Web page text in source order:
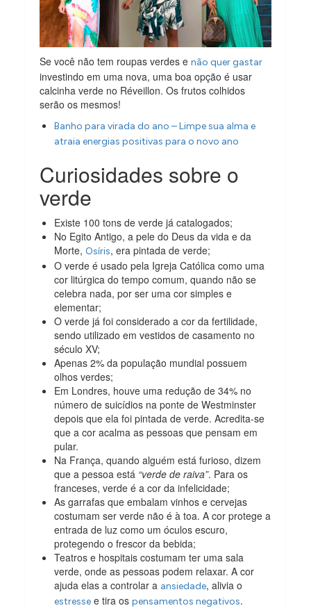
Se você não tem roupas verdes enão quer gastar
investindo em uma nova, uma boa opção é usar
calcinha verde no Réveillon. Os frutos colhidos
serão os mesmos!
Banho para virada do ano – Limpe sua alma e
atraia energias positivas para o novo ano
Curiosidades sobre o
verde
Existe 100 tons de verde já catalogados;
No Egito Antigo, a pele do Deus da vida e da
Morte, Osíris, era pintada de verde;
O verde é usado pela Igreja Católica como uma
cor litúrgica do tempo comum, quando não se
celebra nada, por ser uma cor simples e
elementar;
O verde já foi considerado a cor da fertilidade,
sendo utilizado em vestidos de casamento no
século XV;
Apenas 2% da população mundial possuem
olhos verdes;
Em Londres, houve uma redução de 34% no
número de suicídios na ponte de Westminster
depois que ela foi pintada de verde. Acredita-se
que a cor acalma as pessoas que pensam em
pular.
Na França, quando alguém está furioso, dizem
que a pessoa está “verde de raiva”. Para os
franceses, verde é a cor da infelicidade;
As garrafas que embalam vinhos e cervejas
costumam ser verde não é à toa. A cor protege a
entrada de luz como um óculos escuro,
protegendo o frescor da bebida;
Teatros e hospitais costumam ter uma sala
verde, onde as pessoas podem relaxar. A cor
ajuda elas a controlar a ansiedade, alivia o
estresse e tira ospensamentos negativos.